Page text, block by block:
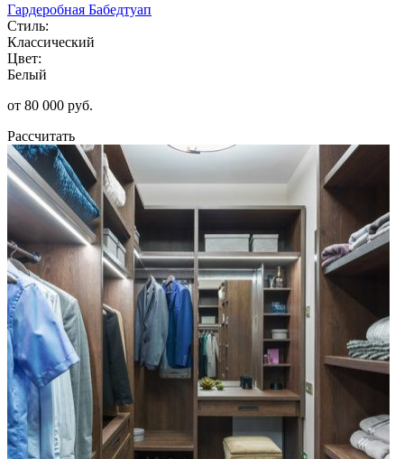
Гардеробная Бабедтуап
Стиль:
Классический
Цвет:
Белый
от 80 000 руб.
Рассчитать